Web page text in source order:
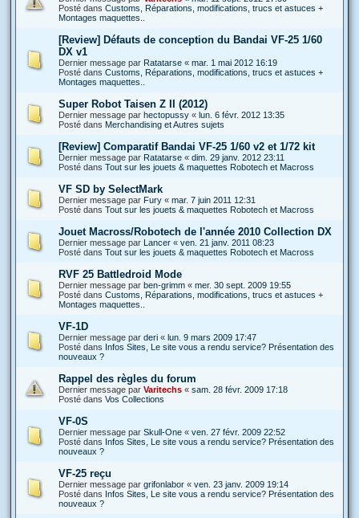
Posté dans Customs, Réparations, modifications, trucs et astuces +
Montages maquettes..
[Review] Défauts de conception du Bandai VF-25 1/60
DX v1
Dernier message par Ratatarse « mar. 1 mai 2012 16:19
Posté dans Customs, Réparations, modifications, trucs et astuces +
Montages maquettes..
Super Robot Taisen Z II (2012)
Dernier message par hectopussy « lun. 6 févr. 2012 13:35
Posté dans Merchandising et Autres sujets
[Review] Comparatif Bandai VF-25 1/60 v2 et 1/72 kit
Dernier message par Ratatarse « dim. 29 janv. 2012 23:11
Posté dans Tout sur les jouets & maquettes Robotech et Macross
VF SD by SelectMark
Dernier message par Fury « mar. 7 juin 2011 12:31
Posté dans Tout sur les jouets & maquettes Robotech et Macross
Jouet Macross/Robotech de l'année 2010 Collection DX
Dernier message par Lancer « ven. 21 janv. 2011 08:23
Posté dans Tout sur les jouets & maquettes Robotech et Macross
RVF 25 Battledroid Mode
Dernier message par ben-grimm « mer. 30 sept. 2009 19:55
Posté dans Customs, Réparations, modifications, trucs et astuces +
Montages maquettes..
VF-1D
Dernier message par deri « lun. 9 mars 2009 17:47
Posté dans Infos Sites, Le site vous a rendu service? Présentation des
nouveaux ?
Rappel des règles du forum
Dernier message par Varitechs « sam. 28 févr. 2009 17:18
Posté dans Vos Collections
VF-0S
Dernier message par Skull-One « ven. 27 févr. 2009 22:52
Posté dans Infos Sites, Le site vous a rendu service? Présentation des
nouveaux ?
VF-25 reçu
Dernier message par grifonlabor « ven. 23 janv. 2009 19:14
Posté dans Infos Sites, Le site vous a rendu service? Présentation des
nouveaux ?